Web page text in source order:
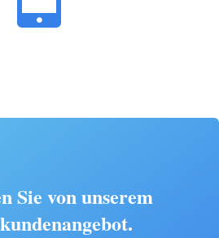
Sie von unserem